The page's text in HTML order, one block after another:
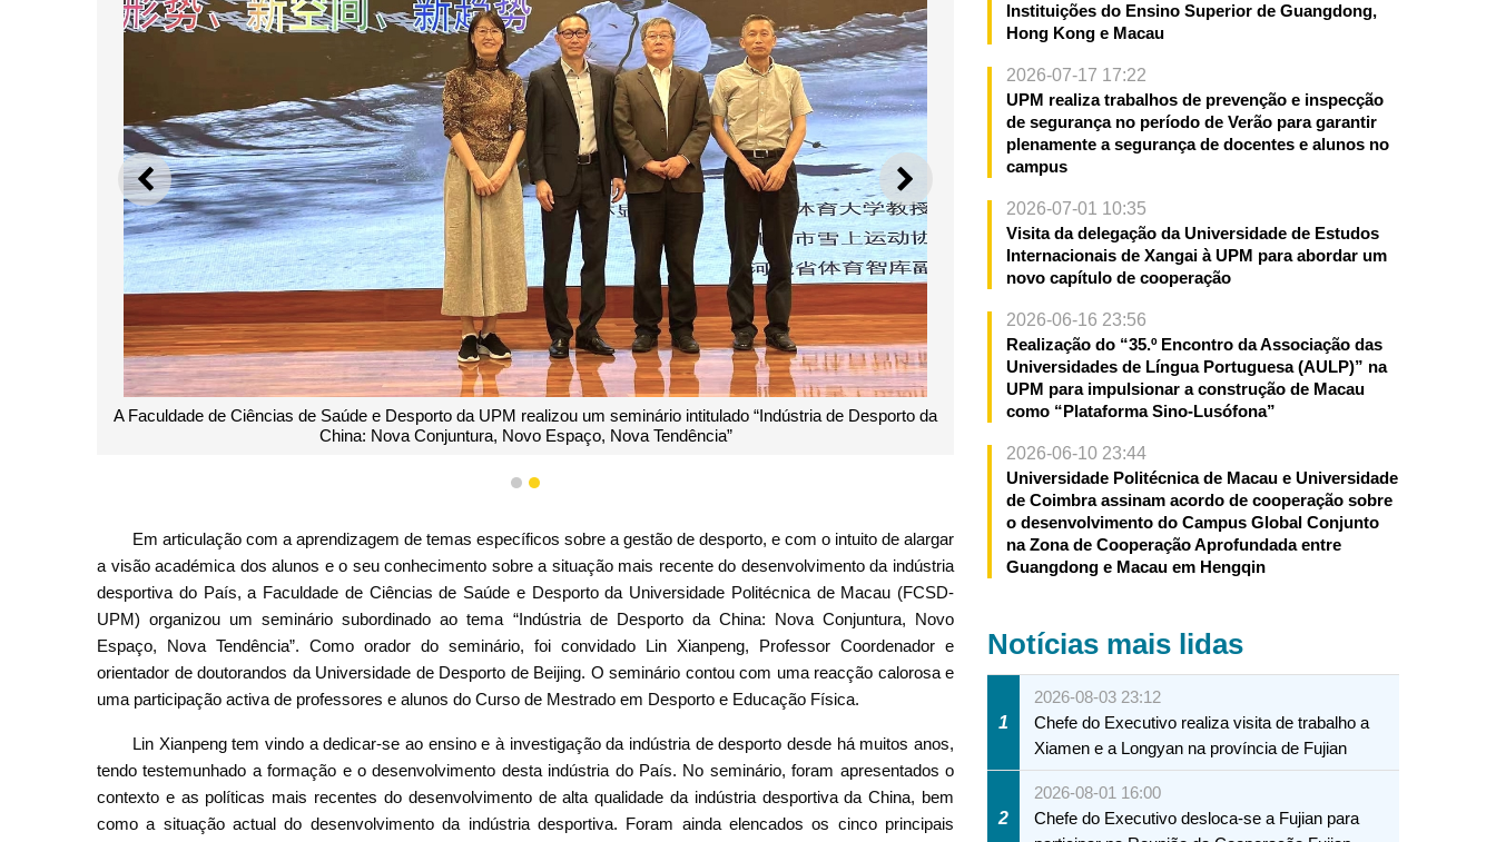
ANTERIOR SEGUINTE
A Faculdade de Ciências de Saúde e Desporto da UPM realizou um seminário intitulado “Indústria de Desporto da
China: Nova Conjuntura, Novo Espaço, Nova Tendência”
1 2
Em articulação com a aprendizagem de temas específicos sobre a gestão de desporto, e com o intuito de alargar
a visão académica dos alunos e o seu conhecimento sobre a situação mais recente do desenvolvimento da indústria
desportiva do País, a Faculdade de Ciências de Saúde e Desporto da Universidade Politécnica de Macau (FCSD-
UPM) organizou um seminário subordinado ao tema “Indústria de Desporto da China: Nova Conjuntura, Novo
Espaço, Nova Tendência”. Como orador do seminário, foi convidado Lin Xianpeng, Professor Coordenador e
orientador de doutorandos da Universidade de Desporto de Beijing. O seminário contou com uma reacção calorosa e
uma participação activa de professores e alunos do Curso de Mestrado em Desporto e Educação Física.
Lin Xianpeng tem vindo a dedicar-se ao ensino e à investigação da indústria de desporto desde há muitos anos,
tendo testemunhado a formação e o desenvolvimento desta indústria do País. No seminário, foram apresentados o
contexto e as políticas mais recentes do desenvolvimento de alta qualidade da indústria desportiva da China, bem
como a situação actual do desenvolvimento da indústria desportiva. Foram ainda elencados os cinco principais
Instituições do Ensino Superior de Guangdong,
Hong Kong e Macau
2026-07-17 17:22
UPM realiza trabalhos de prevenção e inspecção
de segurança no período de Verão para garantir
plenamente a segurança de docentes e alunos no
campus
2026-07-01 10:35
Visita da delegação da Universidade de Estudos
Internacionais de Xangai à UPM para abordar um
novo capítulo de cooperação
2026-06-16 23:56
Realização do “35.º Encontro da Associação das
Universidades de Língua Portuguesa (AULP)” na
UPM para impulsionar a construção de Macau
como “Plataforma Sino-Lusófona”
2026-06-10 23:44
Universidade Politécnica de Macau e Universidade
de Coimbra assinam acordo de cooperação sobre
o desenvolvimento do Campus Global Conjunto
na Zona de Cooperação Aprofundada entre
Guangdong e Macau em Hengqin
Notícias mais lidas
1
2026-08-03 23:12
Chefe do Executivo realiza visita de trabalho a
Xiamen e a Longyan na província de Fujian
2
2026-08-01 16:00
Chefe do Executivo desloca-se a Fujian para